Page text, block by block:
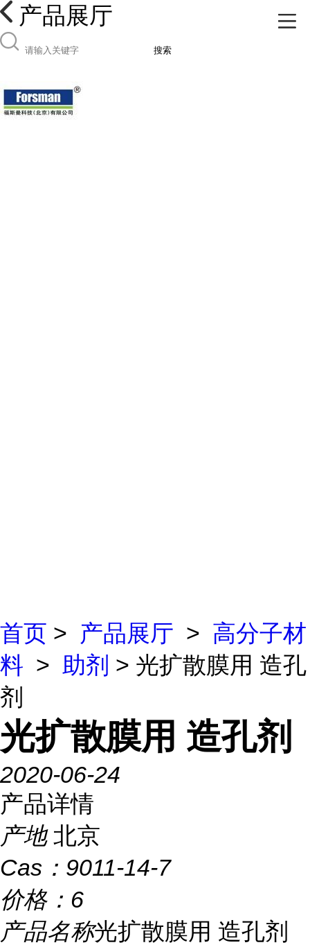
产品展厅
搜索
首页 > 产品展厅 > 高分子材
料 > 助剂 > 光扩散膜用 造孔
剂
光扩散膜用 造孔剂
2020-06-24
产品详情
产地 北京
Cas： 9011-14-7
价格： 6
产品名称光扩散膜用 造孔剂